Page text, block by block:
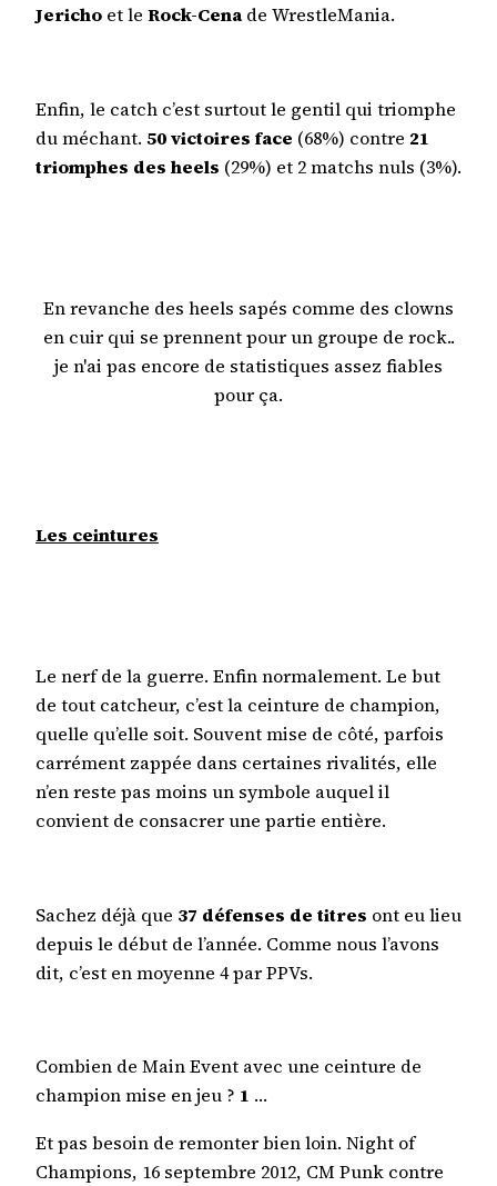
Jericho et le Rock-Cena de WrestleMania.
Enfin, le catch c’est surtout le gentil qui triomphe
du méchant. 50 victoires face (68%) contre 21
triomphes des heels (29%) et 2 matchs nuls (3%).
En revanche des heels sapés comme des clowns
en cuir qui se prennent pour un groupe de rock..
je n'ai pas encore de statistiques assez fiables
pour ça.
Les ceintures
Le nerf de la guerre. Enfin normalement. Le but
de tout catcheur, c’est la ceinture de champion,
quelle qu’elle soit. Souvent mise de côté, parfois
carrément zappée dans certaines rivalités, elle
n’en reste pas moins un symbole auquel il
convient de consacrer une partie entière.
Sachez déjà que 37 défenses de titres ont eu lieu
depuis le début de l’année. Comme nous l’avons
dit, c’est en moyenne 4 par PPVs.
Combien de Main Event avec une ceinture de
champion mise en jeu ? 1 …
Et pas besoin de remonter bien loin. Night of
Champions, 16 septembre 2012, CM Punk contre